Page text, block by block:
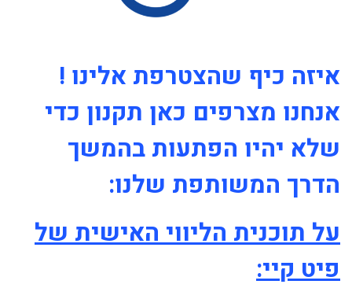
איזה כיף שהצטרפת אלינו !
אנחנו מצרפים כאן תקנון כדי
שלא יהיו הפתעות בהמשך
הדרך המשותפת שלנו:
על תוכנית הליווי האישית של
פיט קיי: